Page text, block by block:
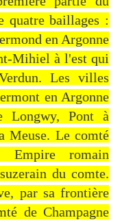
quatre baillages :
en Argonne
Mihiel à l'est qui
Les villes
en Argonne
Longwy, Pont à
Meuse. Le comté
romain
du comte.
par sa frontière
de Champagne